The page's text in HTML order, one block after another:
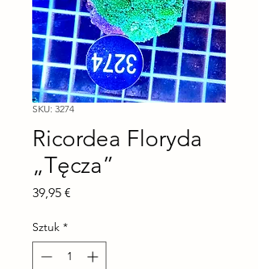
SKU: 3274
Ricordea Floryda
„Tęcza”
39,95 €
Sztuk *